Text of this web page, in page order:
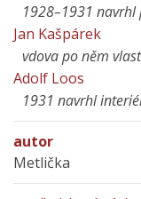
1928–1931
Jan Kašpárek
vdova po něm
Adolf Loos
1931 navrhl
autor
Metlička